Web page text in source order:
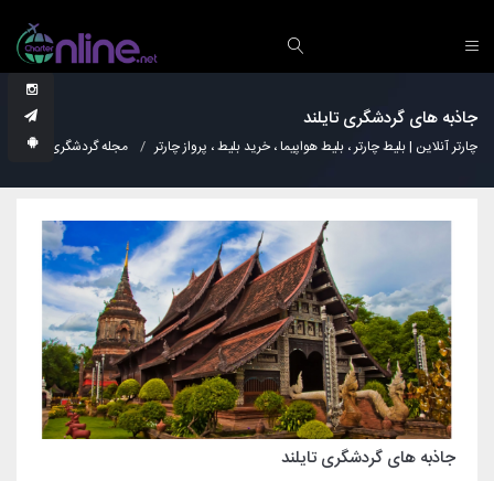
جاذبه های گردشگری تایلند
چارتر آنلاین | بلیط چارتر ، بلیط هواپیما ، خرید بلیط ، پرواز چارتر مجله گردشگری
جاذبه های گردشگری تایلند